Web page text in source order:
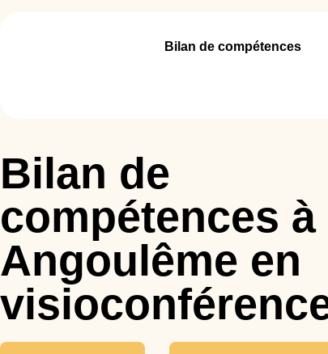
Bilan de compétences
Bilan de
compétences à
Angoulême en